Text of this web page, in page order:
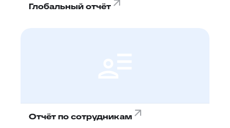
Глобальный отчёт
Отчёт по сотрудникам